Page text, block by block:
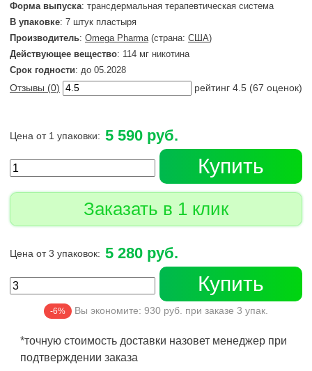
Форма выпуска: трансдермальная терапевтическая система
В упаковке: 7 штук пластыря
Производитель: Omega Pharma(страна: США)
Действующее вещество: 114 мг никотина
Срок годности: до 05.2028
Отзывы (0) рейтинг 4.5 (67 оценок)
Цена от 1 упаковки: 5 590 руб.
Купить
Заказать в 1 клик
Цена от 3 упаковок: 5 280 руб.
Купить
-6% Вы экономите: 930 руб. при заказе 3 упак.
*точную стоимость доставки назовет менеджер при
подтверждении заказа